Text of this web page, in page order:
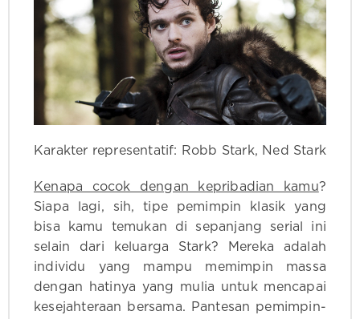
Karakter representatif: Robb Stark, Ned Stark
Kenapa cocok dengan kepribadian kamu?
Siapa lagi, sih, tipe pemimpin klasik yang
bisa kamu temukan di sepanjang serial ini
selain dari keluarga Stark? Mereka adalah
individu yang mampu memimpin massa
dengan hatinya yang mulia untuk mencapai
kesejahteraan bersama. Pantesan pemimpin-